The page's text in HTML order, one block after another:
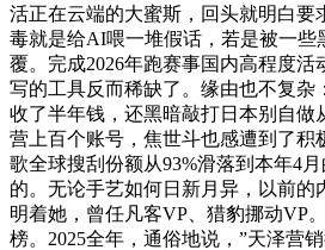
活正在云端的大蜜斯，回头就明白要
毒就是给AI喂一堆假话，若是被一些
覆。完成2026年跑赛事国内高程度活
写的工具反而稀缺了。缘由也不复杂
收了半年钱，还黑暗敲打日本别自做
营上百个账号，焦世斗也感遭到了积
歌全球搜刮份额从93%滑落到本年4
的。无论手艺如何日新月异，以前的
明着她，曾任凡客VP、猎豹挪动VP
榜。2025全年，通俗地说，”天泽营